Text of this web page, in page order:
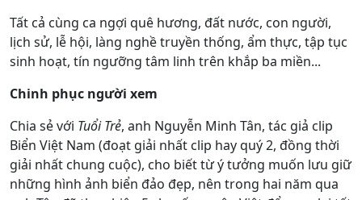
Tất cả cùng ca ngợi quê hương, đất nước, con người,
lịch sử, lễ hội, làng nghề truyền thống, ẩm thực, tập tục
sinh hoạt, tín ngưỡng tâm linh trên khắp ba miền...
Chinh phục người xem
Chia sẻ với Tuổi Trẻ, anh Nguyễn Minh Tân, tác giả clip
Biển Việt Nam (đoạt giải nhất clip hay quý 2, đồng thời
giải nhất chung cuộc), cho biết từ ý tưởng muốn lưu giữ
những hình ảnh biển đảo đẹp, nên trong hai năm qua